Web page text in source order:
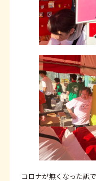
コロナが無くなった訳